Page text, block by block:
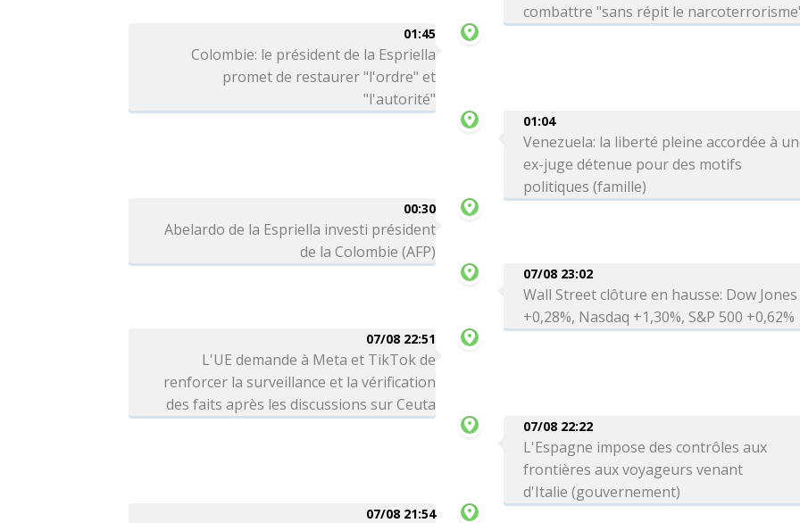
combattre "sans répit le
01:45
Colombie: le président de la Espriella
promet de restaurer "l'ordre" et
"l'autorité"
01:04
Venezuela: la liberté pleine accordée à
ex-juge détenue pour des motifs
politiques (famille)
00:30
Abelardo de la Espriella investi président
de la Colombie (AFP)
07/08 23:02
Wall Street clôture en hausse: Dow Jones
+0,28%, Nasdaq +1,30%, S&P 500 +0,62%
07/08 22:51
L'UE demande à Meta et TikTok de
renforcer la surveillance et la vérification
des faits après les discussions sur Ceuta
07/08 22:22
L'Espagne impose des contrôles aux
frontières aux voyageurs venant
d'Italie (gouvernement)
07/08 21:54